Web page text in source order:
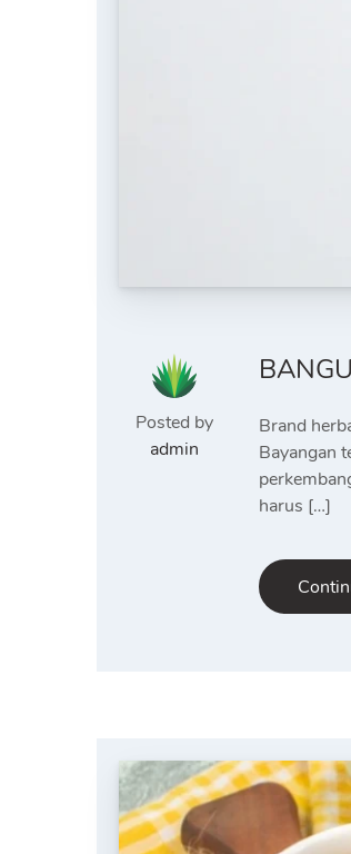
Posted by
admin
Brand
Bayangan
harus […]